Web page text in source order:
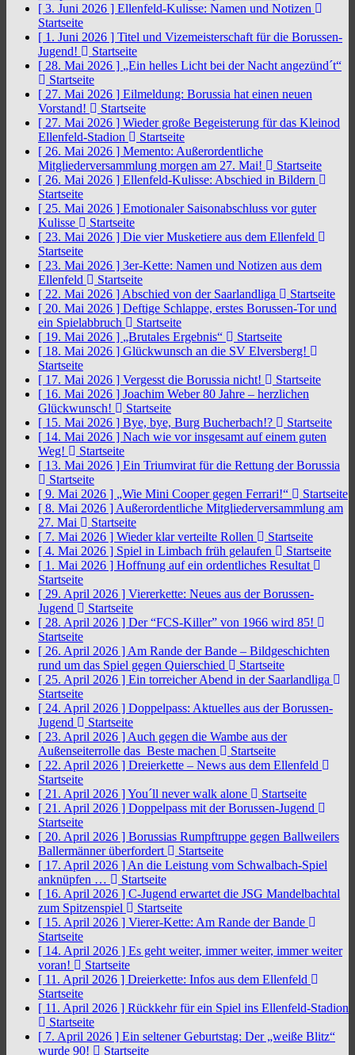
[ 3. Juni 2026 ] Ellenfeld-Kulisse: Namen und Notizen
Startseite
[ 1. Juni 2026 ] Titel und Vizemeisterschaft für die Borussen-
Jugend!
Startseite
[ 28. Mai 2026 ] „Ein helles Licht bei der Nacht angezünd´t“
Startseite
[ 27. Mai 2026 ] Eilmeldung: Borussia hat einen neuen
Vorstand!
Startseite
[ 27. Mai 2026 ] Wieder große Begeisterung für das Kleinod
Ellenfeld-Stadion
Startseite
[ 26. Mai 2026 ] Memento: Außerordentliche
Mitgliederversammlung morgen am 27. Mai!
Startseite
[ 26. Mai 2026 ] Ellenfeld-Kulisse: Abschied in Bildern
Startseite
[ 25. Mai 2026 ] Emotionaler Saisonabschluss vor guter
Kulisse
Startseite
[ 23. Mai 2026 ] Die vier Musketiere aus dem Ellenfeld
Startseite
[ 23. Mai 2026 ] 3er-Kette: Namen und Notizen aus dem
Ellenfeld
Startseite
[ 22. Mai 2026 ] Abschied von der Saarlandliga
Startseite
[ 20. Mai 2026 ] Deftige Schlappe, erstes Borussen-Tor und
ein Spielabbruch
Startseite
[ 19. Mai 2026 ] „Brutales Ergebnis“
Startseite
[ 18. Mai 2026 ] Glückwunsch an die SV Elversberg!
Startseite
[ 17. Mai 2026 ] Vergesst die Borussia nicht!
Startseite
[ 16. Mai 2026 ] Joachim Weber 80 Jahre – herzlichen
Glückwunsch!
Startseite
[ 15. Mai 2026 ] Bye, bye, Burg Bucherbach!?
Startseite
[ 14. Mai 2026 ] Nach wie vor insgesamt auf einem guten
Weg!
Startseite
[ 13. Mai 2026 ] Ein Triumvirat für die Rettung der Borussia
Startseite
[ 9. Mai 2026 ] „Wie Mini Cooper gegen Ferrari!“
Startseite
[ 8. Mai 2026 ] Außerordentliche Mitgliederversammlung am
27. Mai
Startseite
[ 7. Mai 2026 ] Wieder klar verteilte Rollen
Startseite
[ 4. Mai 2026 ] Spiel in Limbach früh gelaufen
Startseite
[ 1. Mai 2026 ] Hoffnung auf ein ordentliches Resultat
Startseite
[ 29. April 2026 ] Viererkette: Neues aus der Borussen-
Jugend
Startseite
[ 28. April 2026 ] Der “FCS-Killer” von 1966 wird 85!
Startseite
[ 26. April 2026 ] Am Rande der Bande – Bildgeschichten
rund um das Spiel gegen Quierschied
Startseite
[ 25. April 2026 ] Ein torreicher Abend in der Saarlandliga
Startseite
[ 24. April 2026 ] Doppelpass: Aktuelles aus der Borussen-
Jugend
Startseite
[ 23. April 2026 ] Auch gegen die Wambe aus der
Außenseiterrolle das Beste machen
Startseite
[ 22. April 2026 ] Dreierkette – News aus dem Ellenfeld
Startseite
[ 21. April 2026 ]You´ll never walk alone
Startseite
[ 21. April 2026 ] Doppelpass mit der Borussen-Jugend
Startseite
[ 20. April 2026 ] Borussias Rumpftruppe gegen Ballweilers
Ballermänner überfordert
Startseite
[ 17. April 2026 ] An die Leistung vom Schwalbach-Spiel
anknüpfen …
Startseite
[ 16. April 2026 ] C-Jugend erwartet die JSG Mandelbachtal
zum Spitzenspiel
Startseite
[ 15. April 2026 ] Vierer-Kette: Am Rande der Bande
Startseite
[ 14. April 2026 ] Es geht weiter, immer weiter, immer weiter
voran!
Startseite
[ 11. April 2026 ] Dreierkette: Infos aus dem Ellenfeld
Startseite
[ 11. April 2026 ] Rückkehr für ein Spiel ins Ellenfeld-Stadion
Startseite
[ 7. April 2026 ] Ein seltener Geburtstag: Der „weiße Blitz“
wurde 90!
Startseite